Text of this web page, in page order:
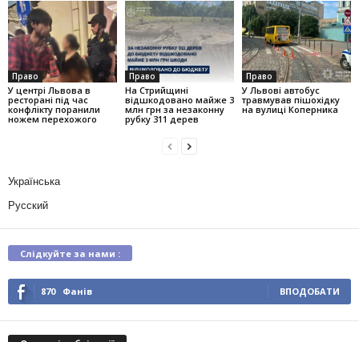
Право
У центрі Львова в
ресторані під час
конфлікту поранили
ножем перехожого
Право
На Стрийщині
відшкодовано майже 3
млн грн за незаконну
рубку 311 дерев
Право
У Львові автобус
травмував пішохідку
на вулиці Коперника
Українська
Русский
Слідкуйте за нами :
870 Фанів ВПОДОБАТИ